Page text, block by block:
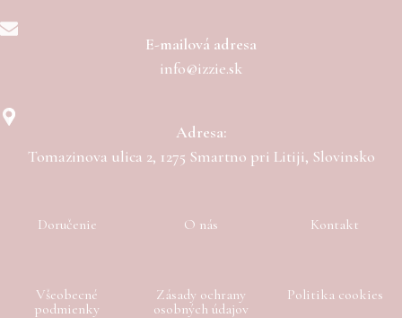
E-mailová adresa
info@izzie.sk
Adresa:
Tomazinova ulica 2, 1275 Smartno pri Litiji, Slovinsko
Doručenie O nás Kontakt
Všeobecné
podmienky
Zásady ochrany
osobných údajov
Politika cookies